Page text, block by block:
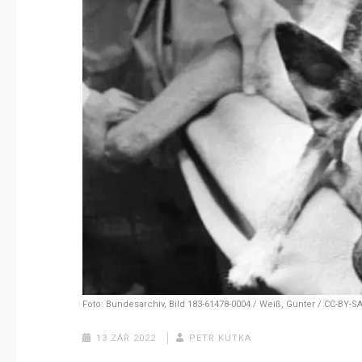
Foto: Bundesarchiv, Bild 183-61478-0004 / Weiß, Günter / CC-BY-
13 ZÁŘ 2022 PETR KUTKA